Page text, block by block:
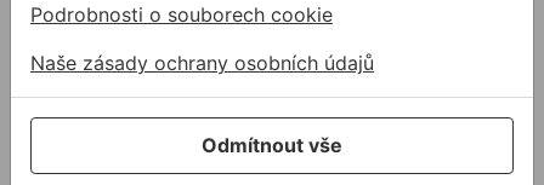
Zákaznická podpora
Servis nářadí
Podrobnosti o souborech cookie
Naše zásady ochrany osobních údajů
Odmítnout vše